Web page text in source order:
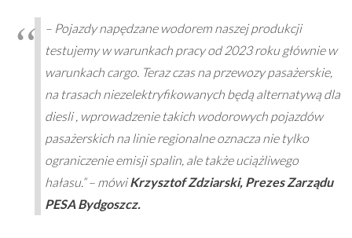
– Pojazdy napędzane wodorem naszej produkcji
testujemy w warunkach pracy od 2023 roku głównie w
warunkach cargo. Teraz czas na przewozy pasażerskie,
na trasach niezelektryfikowanych będą alternatywą dla
diesli , wprowadzenie takich wodorowych pojazdów
pasażerskich na linie regionalne oznacza nie tylko
ograniczenie emisji spalin, ale także uciążliwego
hałasu.” – mówiKrzysztof Zdziarski, Prezes Zarządu
PESA Bydgoszcz.